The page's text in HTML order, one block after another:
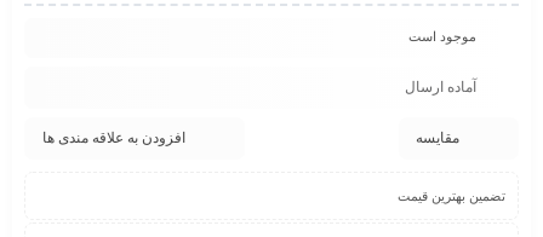
موجود است
آماده ارسال
مقایسه افزودن به علاقه مندی ها
تضمین بهترین قیمت